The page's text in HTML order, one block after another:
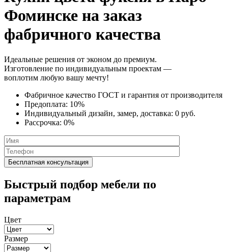
Фоминске на заказ
фабричного качества
Идеальные решения от эконом до премиум.
Изготовление по индивидуальным проектам —
воплотим любую вашу мечту!
Фабричное качество ГОСТ и гарантия от производителя
Предоплата: 10%
Индивидуальный дизайн, замер, доставка: 0 руб.
Рассрочка: 0%
Быстрый подбор мебели по
параметрам
Цвет
Размер